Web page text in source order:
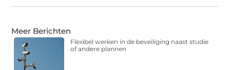
Meer Berichten
Flexibel werken in de beveiliging naast studie
of andere plannen